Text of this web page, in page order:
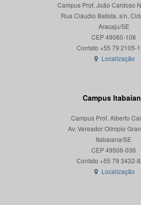
Campus Prof. João Cardoso
Rua Cláudio Batista, s/n,
Aracaju/SE
CEP 49060-108
Localização
Campus
Campus Prof. Alberto
Av. Vereador Olímpio
Itabaiana/SE
CEP 49506-036
Localização